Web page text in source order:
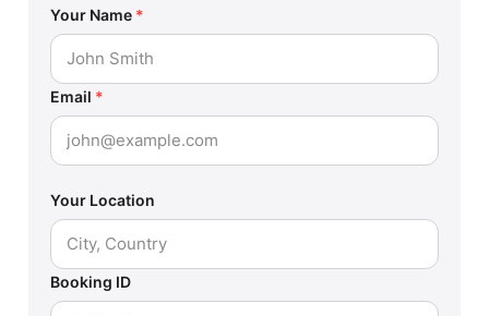
Your Name *
Email *
Your Location
Booking ID